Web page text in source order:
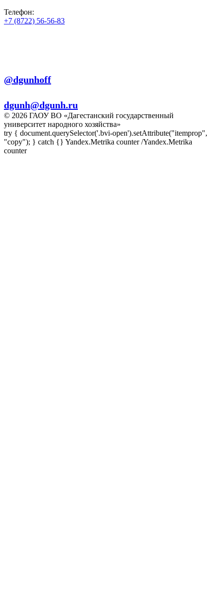
Телефон:
+7 (8722) 56-56-83
@dgunhoff
dgunh@dgunh.ru
© 2026 ГАОУ ВО «Дагестанский государственный
университет народного хозяйства»
try { document.querySelector('.bvi-open').setAttribute("itemprop",
"copy"); } catch {} Yandex.Metrika counter/Yandex.Metrika
counter